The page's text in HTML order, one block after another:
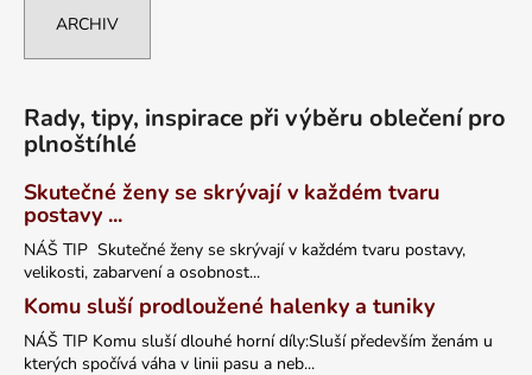
ARCHIV
Rady, tipy, inspirace při výběru oblečení pro
plnoštíhlé
Skutečné ženy se skrývají v každém tvaru
postavy ...
NÁŠ TIP Skutečné ženy se skrývají v každém tvaru postavy,
velikosti, zabarvení a osobnost...
Komu sluší prodloužené halenky a tuniky
NÁŠ TIP Komu sluší dlouhé horní díly:Sluší především ženám u
kterých spočívá váha v linii pasu a neb...